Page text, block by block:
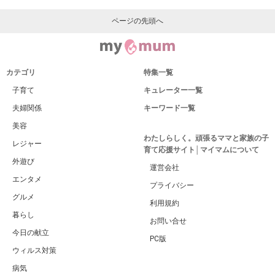
ページの先頭へ
カテゴリ
子育て
夫婦関係
美容
レジャー
外遊び
エンタメ
グルメ
暮らし
今日の献立
ウィルス対策
病気
特集一覧
キュレーター一覧
キーワード一覧
わたしらしく。頑張るママと家族の子
育て応援サイト│マイマムについて
運営会社
プライバシー
利用規約
お問い合せ
PC版